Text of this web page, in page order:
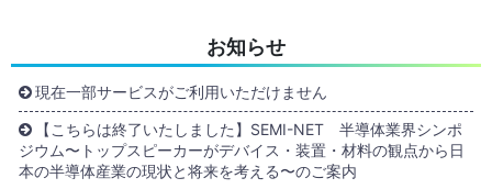
お知らせ
現在一部サービスがご利用いただけません
【こちらは終了いたしました】SEMI-NET 半導体業界シンポ
ジウム〜トップスピーカーがデバイス・装置・材料の観点から日
本の半導体産業の現状と将来を考える〜のご案内